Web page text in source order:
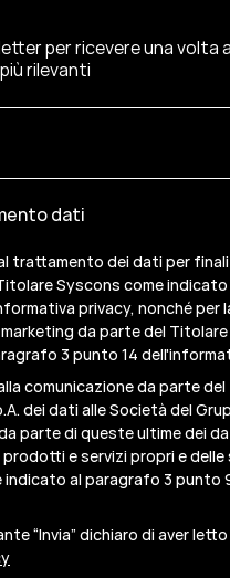
per ricevere una volta
rilevanti
dati
trattamento dei dati per
Syscons come
privacy, nonché per
da parte del
3 punto 14
comunicazione da parte
dei dati alle Società del
parte di queste ultime dei
e servizi propri e
indicato al paragrafo 3 punto
“Invia” dichiaro di aver